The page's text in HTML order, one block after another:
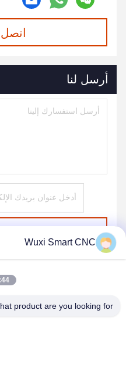
اتصل
أرسل لنا
Wuxi Smart CNC
AM
product are you looking for?